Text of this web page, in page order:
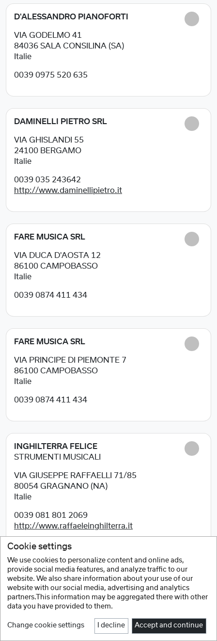
D'ALESSANDRO PIANOFORTI
VIA GODELMO 41
84036 SALA CONSILINA (SA)
Italie
0039 0975 520 635
DAMINELLI PIETRO SRL
VIA GHISLANDI 55
24100 BERGAMO
Italie
0039 035 243642
http://www.daminellipietro.it
FARE MUSICA SRL
VIA DUCA D'AOSTA 12
86100 CAMPOBASSO
Italie
0039 0874 411 434
FARE MUSICA SRL
VIA PRINCIPE DI PIEMONTE 7
86100 CAMPOBASSO
Italie
0039 0874 411 434
INGHILTERRA FELICE
STRUMENTI MUSICALI
VIA GIUSEPPE RAFFAELLI 71/85
80054 GRAGNANO (NA)
Italie
0039 081 801 2069
http://www.raffaeleinghilterra.it
IPPO S.A.S.
DI ANDREA IPPOLITO & CO.
VIA LIBERTA, 291
80055
PORTICI (NA)
Italie
Cookie settings
We use cookies to personalize content and online ads,
provide social media features, and analyze traffic to our
website. We also share information about your use of our
website with our social media, advertising and analytics
partners.This information may be aggregated there with other
data you have provided to them.
Change cookie settings I decline Accept and continue